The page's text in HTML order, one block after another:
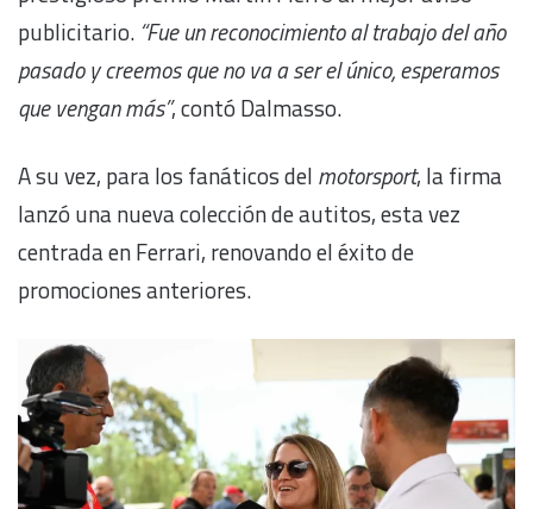
publicitario. “Fue un reconocimiento al trabajo del año
pasado y creemos que no va a ser el único, esperamos
que vengan más”, contó Dalmasso.
A su vez, para los fanáticos del motorsport, la firma
lanzó una nueva colección de autitos, esta vez
centrada en Ferrari, renovando el éxito de
promociones anteriores.